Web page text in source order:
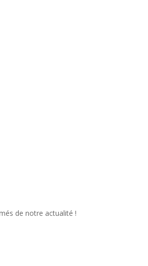
de notre actualité !